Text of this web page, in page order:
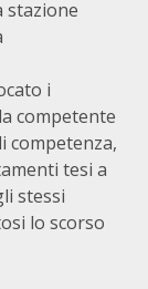
stazione
i
competente
competenza,
tesi a
stessi
lo scorso